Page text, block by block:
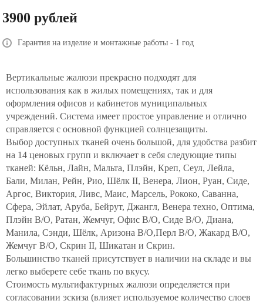
3900 рублей
Гарантия на изделие и монтажные работы - 1 год
Вертикальные жалюзи прекрасно подходят для
использования как в жилых помещениях, так и для
оформления офисов и кабинетов муниципальных
учреждений. Система имеет простое управление и отлично
справляется с основной функцией солнцезащиты.
Выбор доступных тканей очень большой, для удобства разбит
на 14 ценовых групп и включает в себя следующие типы
тканей: Кёльн, Лайн, Мальта, Плэйн, Креп, Сеул, Лейла,
Бали, Милан, Рейн, Рио, Шёлк II, Венера, Лион, Руан, Сиде,
Аргос, Виктория, Ливс, Маис, Марсель, Рококо, Саванна,
Сфера, Эйлат, Аруба, Бейрут, Джангл, Венера техно, Оптима,
Плэйн В/О, Ратан, Жемчуг, Офис В/О, Сиде В/О, Диана,
Манила, Сэнди, Шёлк, Аризона В/О,Перл В/О, Жакард В/О,
Жемчуг В/О, Скрин II, Шикатан и Скрин.
Большинство тканей присутствует в наличии на складе и вы
легко выберете себе ткань по вкусу.
Стоимость мультифактурных жалюзи определяется при
согласовании эскиза (влияет используемое количество слоев